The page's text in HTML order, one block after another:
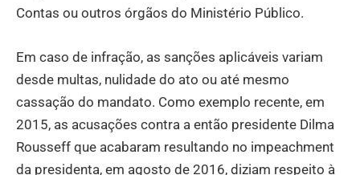
Contas ou outros órgãos do Ministério Público.
Em caso de infração, as sanções aplicáveis variam
desde multas, nulidade do ato ou até mesmo
cassação do mandato. Como exemplo recente, em
2015, as acusações contra a então presidente Dilma
Rousseff que acabaram resultando no impeachment
da presidenta, em agosto de 2016, diziam respeito à